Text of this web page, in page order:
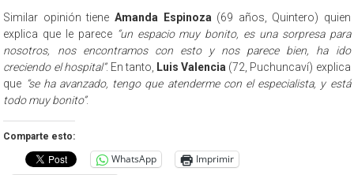
Similar opinión tiene Amanda Espinoza (69 años, Quintero) quien
explica que le parece “un espacio muy bonito, es una sorpresa para
nosotros, nos encontramos con esto y nos parece bien, ha ido
creciendo el hospital”. En tanto, Luis Valencia (72, Puchuncaví) explica
que “se ha avanzado, tengo que atenderme con el especialista, y está
todo muy bonito”.
Comparte esto:
WhatsApp
Imprimir